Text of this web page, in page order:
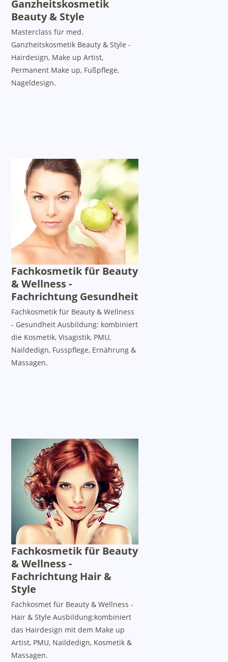
Ganzheitskosmetik
Beauty & Style
Masterclass für med.
Ganzheitskosmetik Beauty & Style -
Hairdesign, Make up Artist,
Permanent Make up, Fußpflege,
Nageldesign.
Fachkosmetik für Beauty
& Wellness -
Fachrichtung Gesundheit
Fachkosmetik für Beauty & Wellness
- Gesundheit Ausbildung: kombiniert
die Kosmetik, Visagistik, PMU,
Naildedign, Fusspflege, Ernährung &
Massagen.
Fachkosmetik für Beauty
& Wellness -
Fachrichtung Hair &
Style
Fachkosmet für Beauty & Wellness -
Hair & Style Ausbildung:kombiniert
das Hairdesign mit dem Make up
Artist, PMU, Naildedign, Kosmetik &
Massagen.